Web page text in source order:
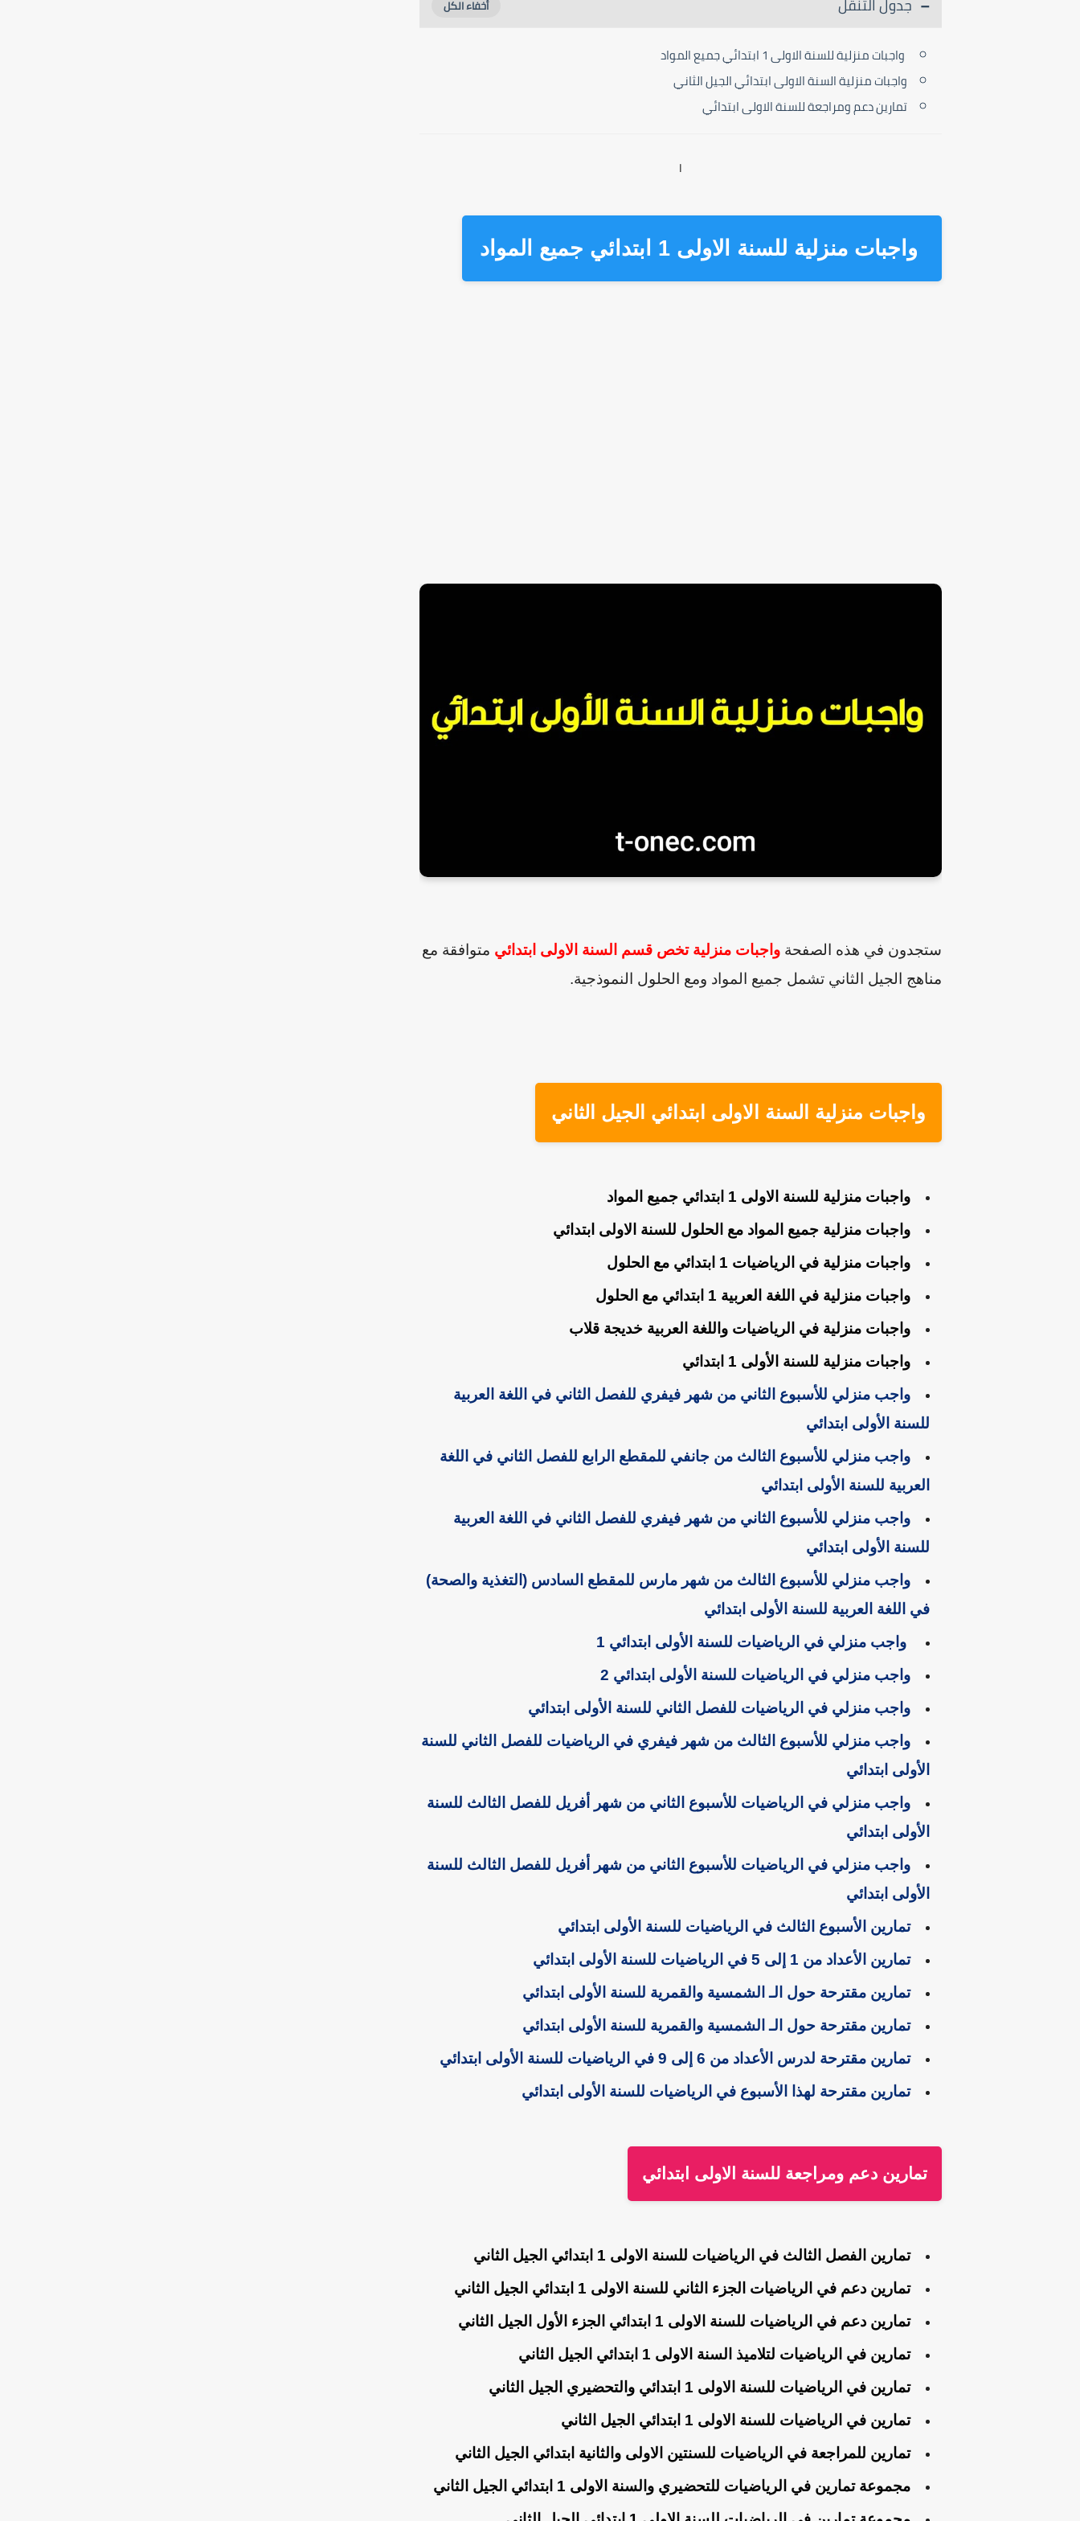
واجبات منزلية للسنة الاولى 1 ابتدائي جميع المواد
واجبات منزلية السنة الاولى ابتدائي الجيل الثاني
تمارين دعم ومراجعة للسنة الاولى ابتدائي
واجبات منزلية للسنة الاولى 1 ابتدائي جميع المواد
ستجدون في هذه الصفحة واجبات منزلية تخص قسم السنة الاولى ابتدائي متوافقة مع
مناهج الجيل الثاني تشمل جميع المواد ومع الحلول النموذجية.
واجبات منزلية السنة الاولى ابتدائي الجيل الثاني
واجبات منزلية للسنة الاولى 1 ابتدائي جميع المواد
واجبات منزلية جميع المواد مع الحلول للسنة الاولى ابتدائي
واجبات منزلية في الرياضيات 1 ابتدائي مع الحلول
واجبات منزلية في اللغة العربية 1 ابتدائي مع الحلول
واجبات منزلية في الرياضيات واللغة العربية خديجة قلاب
واجبات منزلية للسنة الأولى 1 ابتدائي
واجب منزلي للأسبوع الثاني من شهر فيفري للفصل الثاني في اللغة العربية
للسنة الأولى ابتدائي
واجب منزلي للأسبوع الثالث من جانفي للمقطع الرابع للفصل الثاني في اللغة
العربية للسنة الأولى ابتدائي
واجب منزلي للأسبوع الثاني من شهر فيفري للفصل الثاني في اللغة العربية
للسنة الأولى ابتدائي
واجب منزلي للأسبوع الثالث من شهر مارس للمقطع السادس (التغذية والصحة)
في اللغة العربية للسنة الأولى ابتدائي
واجب منزلي في الرياضيات للسنة الأولى ابتدائي 1
واجب منزلي في الرياضيات للسنة الأولى ابتدائي 2
واجب منزلي في الرياضيات للفصل الثاني للسنة الأولى ابتدائي
واجب منزلي للأسبوع الثالث من شهر فيفري في الرياضيات للفصل الثاني للسنة
الأولى ابتدائي
واجب منزلي في الرياضيات للأسبوع الثاني من شهر أفريل للفصل الثالث للسنة
الأولى ابتدائي
واجب منزلي في الرياضيات للأسبوع الثاني من شهر أفريل للفصل الثالث للسنة
الأولى ابتدائي
تمارين الأسبوع الثالث في الرياضيات للسنة الأولى ابتدائي
تمارين الأعداد من 1 إلى 5 في الرياضيات للسنة الأولى ابتدائي
تمارين مقترحة حول الـ الشمسية والقمرية للسنة الأولى ابتدائي
تمارين مقترحة حول الـ الشمسية والقمرية للسنة الأولى ابتدائي
تمارين مقترحة لدرس الأعداد من 6 إلى 9 في الرياضيات للسنة الأولى ابتدائي
تمارين مقترحة لهذا الأسبوع في الرياضيات للسنة الأولى ابتدائي
تمارين دعم ومراجعة للسنة الاولى ابتدائي
تمارين الفصل الثالث في الرياضيات للسنة الاولى 1 ابتدائي الجيل الثاني
تمارين دعم في الرياضيات الجزء الثاني للسنة الاولى 1 ابتدائي الجيل الثاني
تمارين دعم في الرياضيات للسنة الاولى 1 ابتدائي الجزء الأول الجيل الثاني
تمارين في الرياضيات لتلاميذ السنة الاولى 1 ابتدائي الجيل الثاني
تمارين في الرياضيات للسنة الاولى 1 ابتدائي والتحضيري الجيل الثاني
تمارين في الرياضيات للسنة الاولى 1 ابتدائي الجيل الثاني
تمارين للمراجعة في الرياضيات للسنتين الاولى والثانية ابتدائي الجيل الثاني
مجموعة تمارين في الرياضيات للتحضيري والسنة الاولى 1 ابتدائي الجيل الثاني